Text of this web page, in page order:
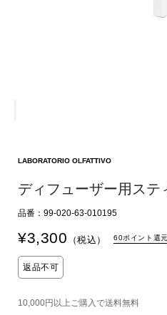
LABORATORIO OLFATTIVO
ディフューザー用ステ
品番：99-020-63-010195
¥3,300 （税込） 60ポイント還元
返品不可
10,000円以上ご購入で送料無料